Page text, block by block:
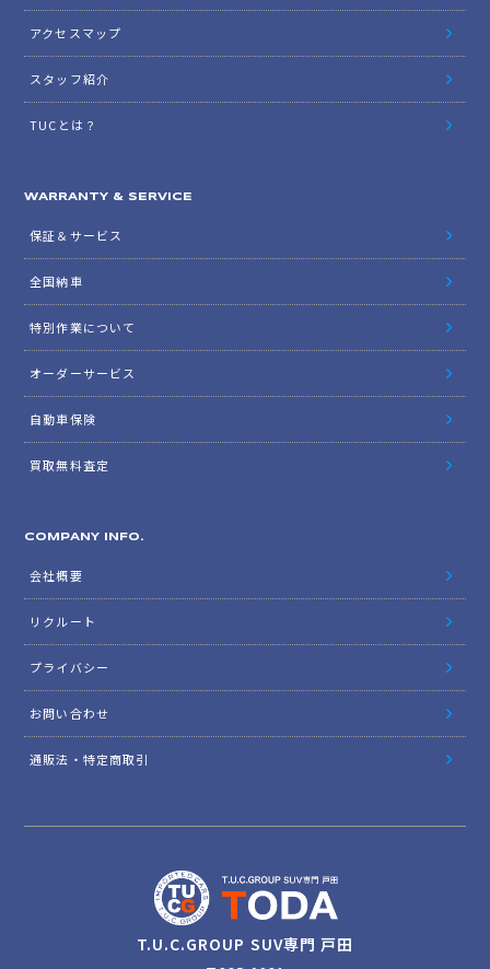
アクセスマップ
スタッフ紹介
TUCとは？
WARRANTY & SERVICE
保証＆サービス
全国納車
特別作業について
オーダーサービス
自動車保険
買取無料査定
COMPANY INFO.
会社概要
リクルート
プライバシー
お問い合わせ
通販法・特定商取引
T.U.C.GROUP SUV専門 戸田